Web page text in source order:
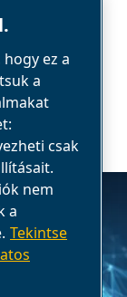
ez a
a
csak
nem
a
Tekintse